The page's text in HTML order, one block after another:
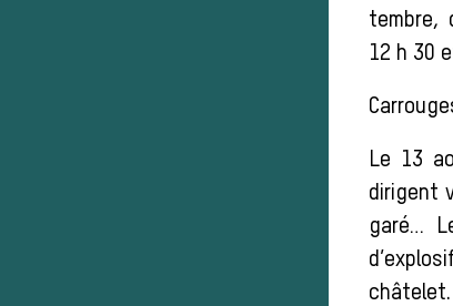
tembre,
12 h 30
Le 13
dirigent
garé…